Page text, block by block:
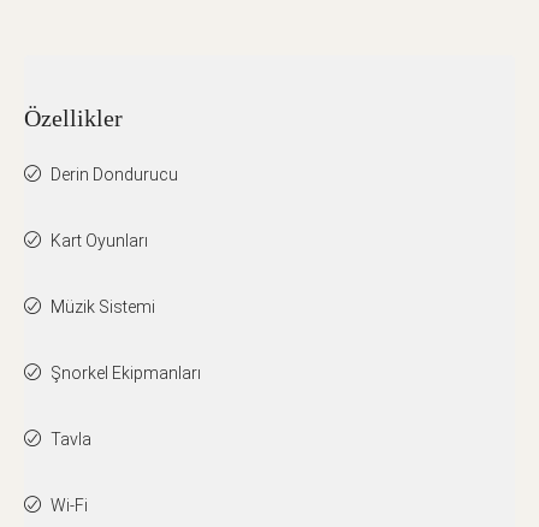
Özellikler
Derin Dondurucu
Kart Oyunları
Müzik Sistemi
Şnorkel Ekipmanları
Tavla
Wi-Fi